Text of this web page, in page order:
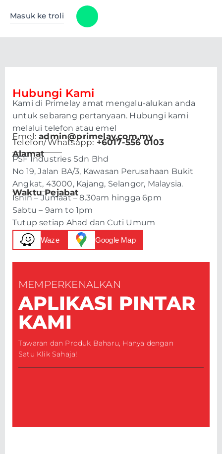
Masuk ke troli
Hubungi Kami
Kami di Primelay amat mengalu-alukan anda
untuk sebarang pertanyaan. Hubungi kami
melalui telefon atau emel
Emel:admin@primelay.com.my
Telefon/Whatsapp:+6017-556 0103
Alamat
PSF Industries Sdn Bhd
No 19, Jalan BA/3, Kawasan Perusahaan Bukit
Angkat, 43000, Kajang, Selangor, Malaysia.
Waktu Pejabat
Isnin – Jumaat – 8.30am hingga 6pm
Sabtu – 9am to 1pm
Tutup setiap Ahad dan Cuti Umum
Waze Google Map
MEMPERKENALKAN
APLIKASI PINTAR
KAMI
Tawaran dan Produk Baharu, Hanya dengan
Satu Klik Sahaja!